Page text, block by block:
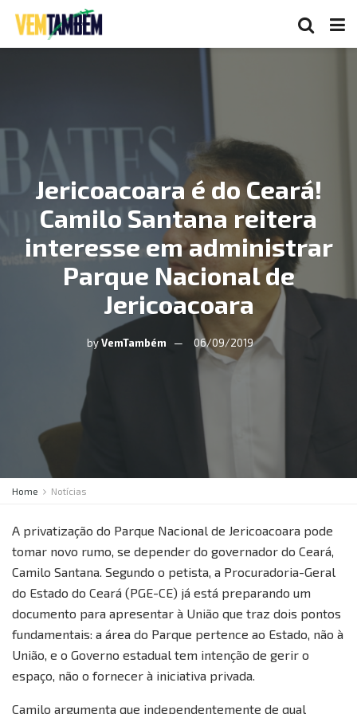
Jericoacoara é do Ceará!
Camilo Santana reitera
interesse em administrar
Parque Nacional de
Jericoacoara
by VemTambém 06/09/2019
Home Notícias
A privatização do Parque Nacional de Jericoacoara pode
tomar novo rumo, se depender do governador do Ceará,
Camilo Santana. Segundo o petista, a Procuradoria-Geral
do Estado do Ceará (PGE-CE) já está preparando um
documento para apresentar à União que traz dois pontos
fundamentais: a área do Parque pertence ao Estado, não à
União, e o Governo estadual tem intenção de gerir o
espaço, não o fornecer à iniciativa privada.
Camilo argumenta que independentemente de qual